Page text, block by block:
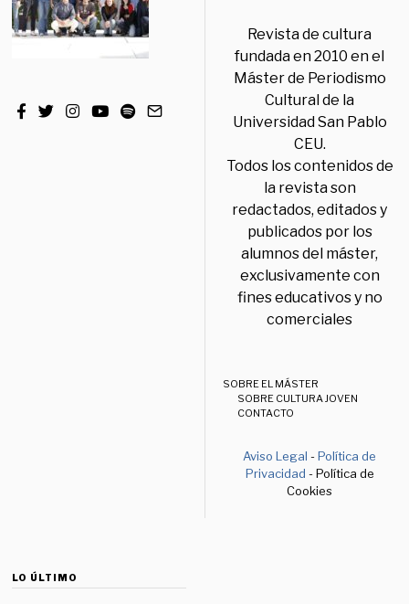
Revista de cultura
fundada en 2010 en el
Máster de Periodismo
Cultural de la
Universidad San Pablo
CEU.
Todos los contenidos de
la revista son
redactados, editados y
publicados por los
alumnos del máster,
exclusivamente con
fines educativos y no
comerciales
SOBRE EL MÁSTER
SOBRE CULTURA JOVEN
CONTACTO
Aviso Legal -Política de
Privacidad - Política de
Cookies
LO ÚLTIMO